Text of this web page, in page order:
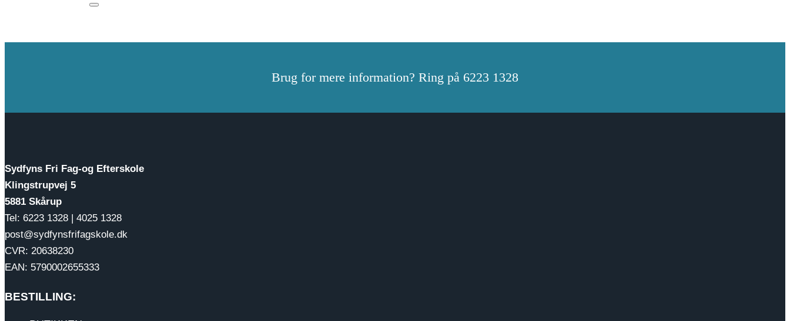
Brug for mere information? Ring på 6223 1328
Sydfyns Fri Fag-og Efterskole
Klingstrupvej 5
5881 Skårup
Tel: 6223 1328 | 4025 1328
post@sydfynsfrifagskole.dk
CVR: 20638230
EAN: 5790002655333
BESTILLING: